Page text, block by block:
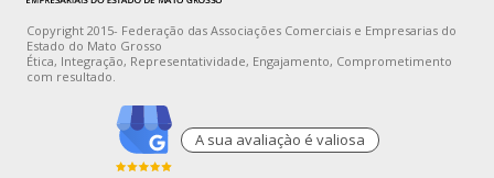
Copyright 2015- Federação das Associações Comerciais e Empresarias do
Estado do Mato Grosso
Ética, Integração, Representatividade, Engajamento, Comprometimento
com resultado.
A sua avaliaçào é valiosa